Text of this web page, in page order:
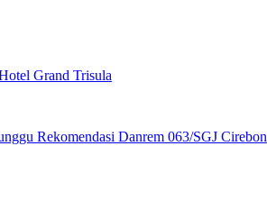
Grand Trisula
Rekomendasi Danrem 063/SGJ Cirebon